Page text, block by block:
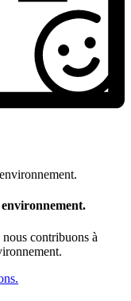
nous contribuons à